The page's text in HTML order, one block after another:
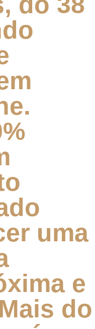
uma
e
do